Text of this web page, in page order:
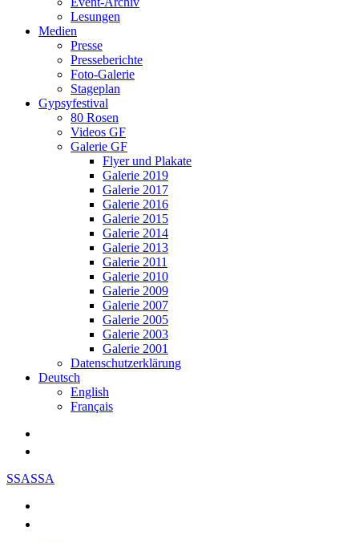
Lesungen
Medien
Presse
Presseberichte
Foto-Galerie
Stageplan
Gypsyfestival
80 Rosen
Videos GF
Galerie GF
Flyer und Plakate
Galerie 2019
Galerie 2017
Galerie 2016
Galerie 2015
Galerie 2014
Galerie 2013
Galerie 2011
Galerie 2010
Galerie 2009
Galerie 2007
Galerie 2005
Galerie 2003
Galerie 2001
Datenschutzerklärung
Deutsch
English
Français
SSASSA